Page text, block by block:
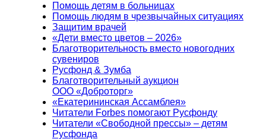
Помощь детям в больницах
Помощь людям в чрезвычайных ситуациях
Защитим врачей
«Дети вместо цветов – 2026»
Благотворительность вместо новогодних
сувениров
Русфонд & Зумба
Благотворительный аукцион
ООО «Доброторг»
«Екатерининская Ассамблея»
Читатели Forbes помогают Русфонду
Читатели «Свободной прессы» – детям
Русфонда